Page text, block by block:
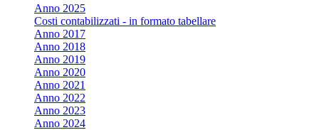
Anno 2025
Costi contabilizzati - in formato tabellare
Anno 2017
Anno 2018
Anno 2019
Anno 2020
Anno 2021
Anno 2022
Anno 2023
Anno 2024